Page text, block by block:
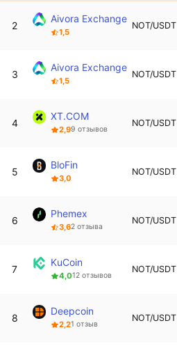
2
Aivora Exchange
1,5
NOT/USDT
3
Aivora Exchange
1,5
NOT/USDT
4
XT.COM
2,99 отзывов
NOT/USDT
5
BloFin
3,0
NOT/USDT
6
Phemex
3,62 отзыва
NOT/USDT
7
KuCoin
4,012 отзывов
NOT/USDT
8
Deepcoin
2,21 отзыв
NOT/USDT